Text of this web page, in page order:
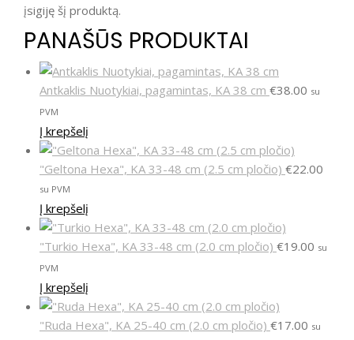
įsigiję šį produktą.
PANAŠŪS PRODUKTAI
Antkaklis Nuotykiai, pagamintas, KA 38 cm €38.00 su
PVM
Į krepšelį
"Geltona Hexa", KA 33-48 cm (2.5 cm pločio) €22.00
su PVM
Į krepšelį
"Turkio Hexa", KA 33-48 cm (2.0 cm pločio) €19.00 su
PVM
Į krepšelį
"Ruda Hexa", KA 25-40 cm (2.0 cm pločio) €17.00 su